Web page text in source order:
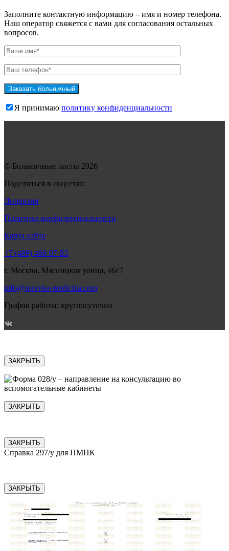
Заполните контактную информацию – имя и номер телефона.
Наш оператор свяжется с вами для согласования остальных
вопросов.
Я принимаю политику конфиденциальности
© Больничные листы 2026
Поделиться в соцсетях:
Лицензия
Политика конфиденциальности
Карта сайта
+7 (499) 460-07-83
г. Москва, Мясницкая улица, 46с7
info@spravka-medicina.com
График работы: круглосуточно
ЗАКРЫТЬ
ЗАКРЫТЬ
ЗАКРЫТЬ
Справка 297/у для ПМПК
ЗАКРЫТЬ